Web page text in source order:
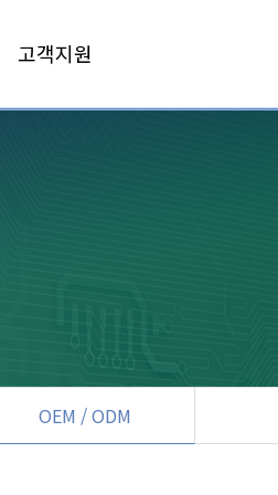
고객지원
OEM / ODM